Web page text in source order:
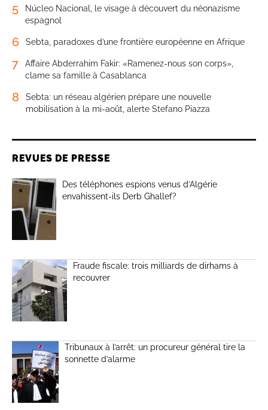
5
Núcleo Nacional, le visage à découvert du néonazisme
espagnol
6 Sebta, paradoxes d’une frontière européenne en Afrique
7
Affaire Abderrahim Fakir: «Ramenez-nous son corps»,
clame sa famille à Casablanca
8
Sebta: un réseau algérien prépare une nouvelle
mobilisation à la mi-août, alerte Stefano Piazza
REVUES DE PRESSE
Des téléphones espions venus d’Algérie
envahissent-ils Derb Ghallef?
Fraude fiscale: trois milliards de dirhams à
recouvrer
Tribunaux à l’arrêt: un procureur général tire la
sonnette d’alarme